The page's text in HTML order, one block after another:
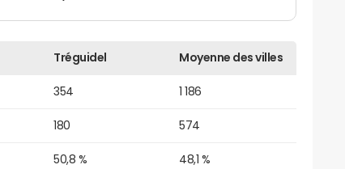
Tréguidel Moyenne des villes
354 1 186
180 574
50,8 % 48,1 %